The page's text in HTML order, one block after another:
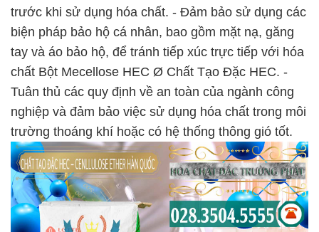
trước khi sử dụng hóa chất. - Đảm bảo sử dụng các
biện pháp bảo hộ cá nhân, bao gồm mặt nạ, găng
tay và áo bảo hộ, để tránh tiếp xúc trực tiếp với hóa
chất Bột Mecellose HEC Ø Chất Tạo Đặc HEC. -
Tuân thủ các quy định về an toàn của ngành công
nghiệp và đảm bảo việc sử dụng hóa chất trong môi
trường thoáng khí hoặc có hệ thống thông gió tốt.